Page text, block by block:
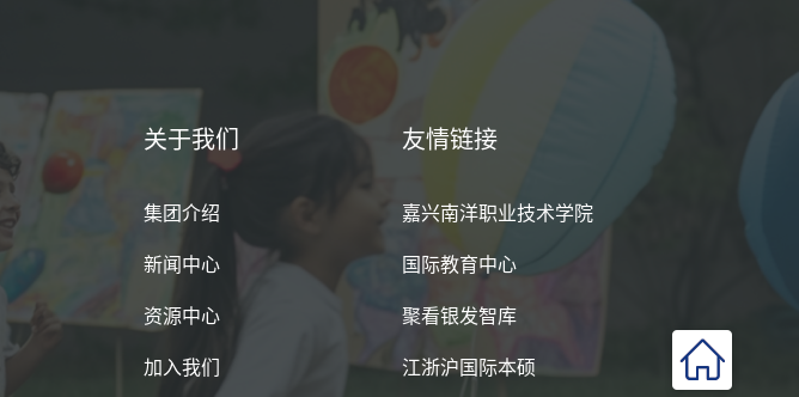
关于我们
集团介绍
新闻中心
资源中心
加入我们
友情链接
嘉兴南洋职业技术学院
国际教育中心
聚看银发智库
江浙沪国际本硕